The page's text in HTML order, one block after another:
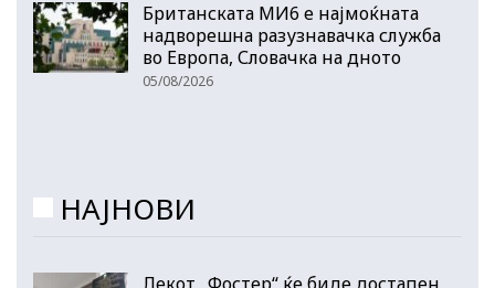
Британската МИ6 е најмоќната
надворешна разузнавачка служба
во Европа, Словачка на дното
05/08/2026
НАЈНОВИ